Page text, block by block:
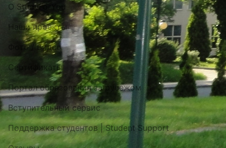
О StudyForYou
Наши проекты
Фото / Видео
Cертификаты
Портал образования за рубежом
Вступительный сервис
Поддержка студентов | Student Support